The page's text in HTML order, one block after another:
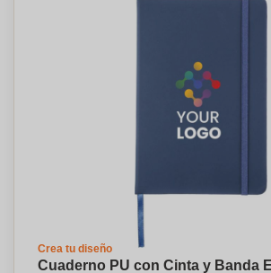
Crea tu diseño
Cuaderno PU con Cinta y Banda